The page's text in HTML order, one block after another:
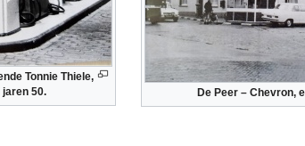
Tonnie Thiele,
50.
De Peer – Chevron,